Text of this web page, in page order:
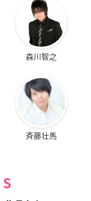
森川智之
斉藤壮馬